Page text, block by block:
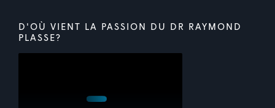
D'OÙ VIENT LA PASSION DU DR RAYMOND
PLASSE?